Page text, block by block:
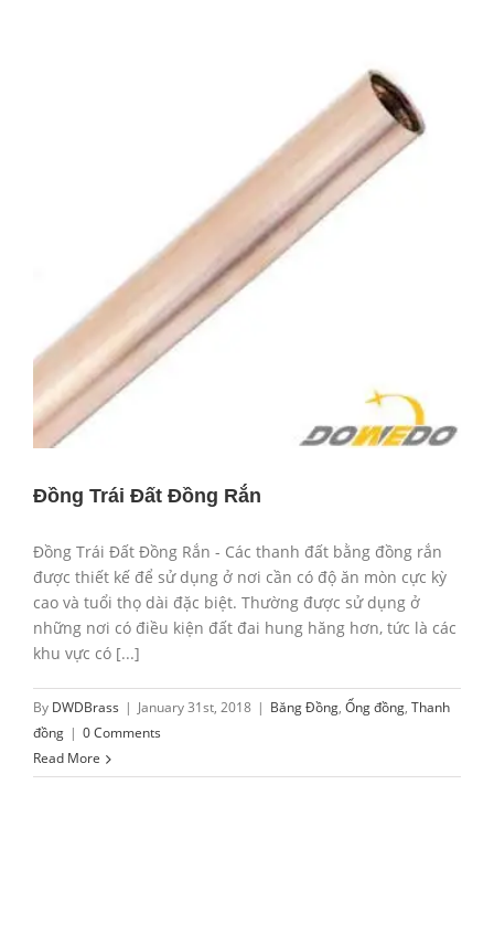
Đồng Trái Đất Đồng Rắn
Đồng Trái Đất Đồng Rắn - Các thanh đất bằng đồng rắn
được thiết kế để sử dụng ở nơi cần có độ ăn mòn cực kỳ
cao và tuổi thọ dài đặc biệt. Thường được sử dụng ở
những nơi có điều kiện đất đai hung hăng hơn, tức là các
khu vực có [...]
By DWDBrass | January 31st, 2018 | Băng Đồng, Ống đồng, Thanh
đồng | 0 Comments
Read More